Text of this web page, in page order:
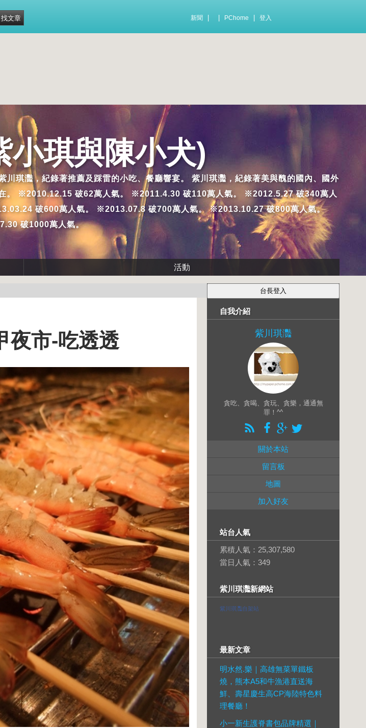
新聞 PChome 登入
小琪與陳小犬)
灩，紀錄著推薦及踩雷的小吃、餐廳響宴。 紫川琪灩，紀錄著美與醜的國內、國外
。 ※2010.12.15 破62萬人氣。 ※2011.4.30 破110萬人氣。 ※2012.5.27 破340萬人
破600萬人氣。 ※2013.07.8 破700萬人氣。 ※2013.10.27 破800萬人氣。
破1000萬人氣。
活動
夜市-吃透透
自我介紹
紫川琪灩
貪吃、貪喝、貪玩、貪樂，通通無
罪！^^
關於本站
留言板
地圖
加入好友
站台人氣
累積人氣： 25,307,580
當日人氣： 349
紫川琪灩新網站
紫川琪灩自架站
最新文章
明水然.樂｜高雄無菜單鐵板
燒，熊本A5和牛漁港直送海
鮮、壽星慶生高CP海陸特色料
理餐廳！
小一新生護脊書包品牌精選｜